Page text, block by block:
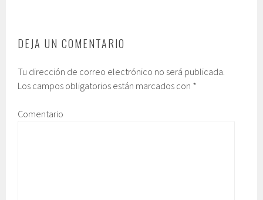
DEJA UN COMENTARIO
Tu dirección de correo electrónico no será publicada.
Los campos obligatorios están marcados con *
Comentario